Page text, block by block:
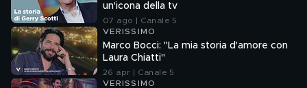
un'icona della tv
07 ago | Canale 5
VERISSIMO
Marco Bocci: "La mia storia d'amore con
Laura Chiatti"
26 apr | Canale 5
VERISSIMO